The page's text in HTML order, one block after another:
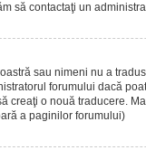
să contactaţi un
sau nimeni nu a
forumului dacă
creaţi o nouă traducere.
a paginilor forumului)